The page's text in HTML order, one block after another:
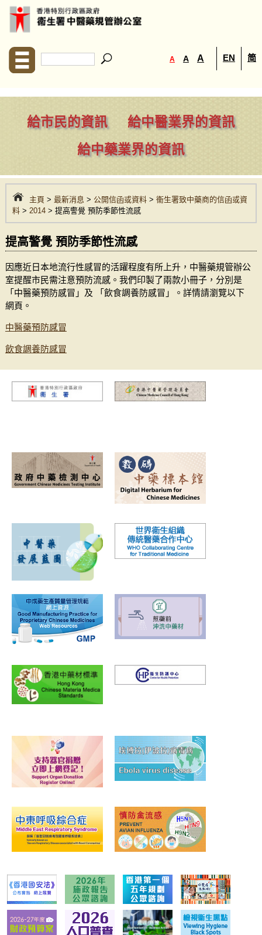
A A A EN 简
給市民的資訊
給中醫業界的資訊
給中藥業界的資訊
主頁 > 最新消息 > 公開信函或資料> 衞生署致中藥商的信函或資
料> 2014> 提高警覺 預防季節性流感
提高警覺 預防季節性流感
因應近日本地流行性感冒的活躍程度有所上升，中醫藥規管辦公
室提醒市民需注意預防流感。我們印製了兩款小冊子，分別是
「中醫藥預防感冒」及 「飲食調養防感冒」。詳情請瀏覽以下
網頁。
中醫藥預防感冒
飲食調養防感冒